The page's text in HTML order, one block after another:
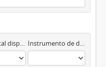
Objeto digital disponibles Instrumento de descripción